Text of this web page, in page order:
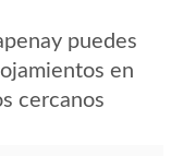
puedes
en
cercanos